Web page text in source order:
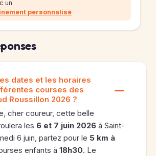
un
personnalisé
dates et les horaires
courses des
Roussillon 2026 ?
cher coureur, cette belle
les 6 et 7 juin 2026 à Saint-
6 juin, partez pour le 5 km à
enfants à 18h30. Le